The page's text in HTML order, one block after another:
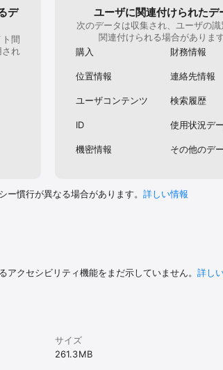
悪質なユーザーは即時強制退会
トに課金。自動更新する場合は初回に選択したコース
以上前に、アカウント設定より停止が必要。
デ
間
れ
ユーザに関連付けられたデ
次のデータは収集され、ユーザの識
関連付けられる場合があります
購入
財務情報
位置情報 連絡先情報
ユーザコンテンツ 検索履歴
ID 使用状況デ
機密情報 その他のデ
慣行が異なる場合があります。 詳しい情報
クセシビリティ機能をまだ示していません。 詳し
サイズ
261.3 MB